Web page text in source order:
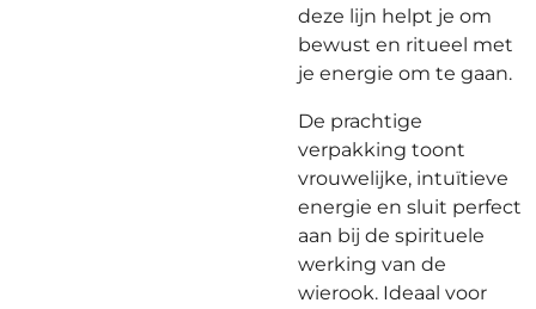
deze lijn helpt je om
bewust en ritueel met
je energie om te gaan.
De prachtige
verpakking toont
vrouwelijke, intuïtieve
energie en sluit perfect
aan bij de spirituele
werking van de
wierook. Ideaal voor